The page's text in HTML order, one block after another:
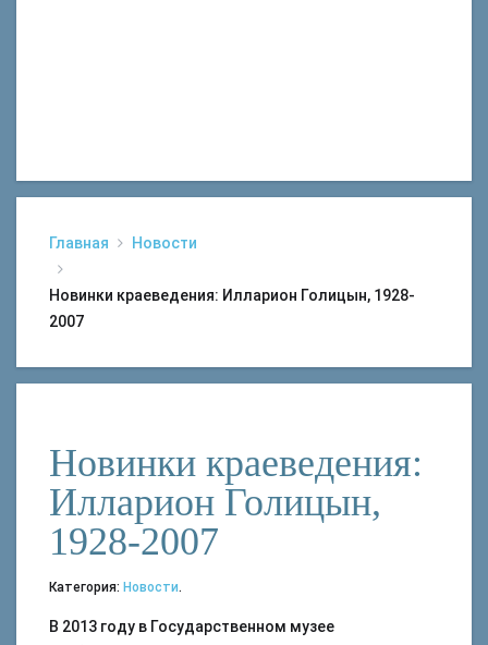
Главная Новости
Новинки краеведения: Илларион Голицын, 1928-
2007
Новинки краеведения:
Илларион Голицын,
1928-2007
Категория: Новости.
В 2013 году в Государственном музее